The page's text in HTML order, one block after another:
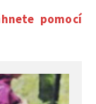
pomocí